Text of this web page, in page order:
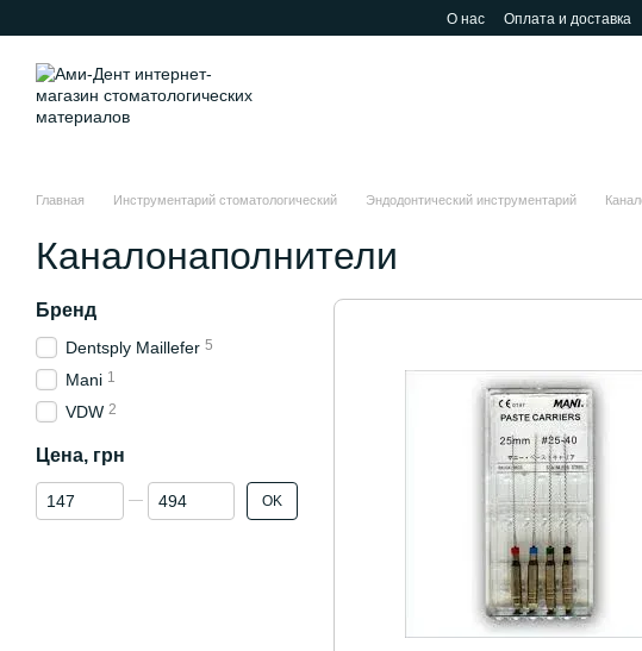
О нас Оплата и доставка
Главная Инструментарий стоматологический Эндодонтический инструментарий
Каналонаполнители
Бренд
Dentsply Maillefer 5
Mani 1
VDW 2
Цена, грн
От Цена, грн
До Цена, грн OK